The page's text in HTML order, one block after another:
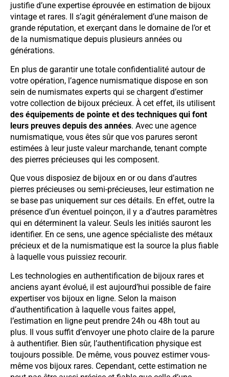
justifie d’une expertise éprouvée en estimation de bijoux
vintage et rares. Il s’agit généralement d’une maison de
grande réputation, et exerçant dans le domaine de l’or et
de la numismatique depuis plusieurs années ou
générations.
En plus de garantir une totale confidentialité autour de
votre opération, l’agence numismatique dispose en son
sein de numismates experts qui se chargent d’estimer
votre collection de bijoux précieux. À cet effet, ils utilisent
des équipements de pointe et des techniques qui font
leurs preuves depuis des années. Avec une agence
numismatique, vous êtes sûr que vos parures seront
estimées à leur juste valeur marchande, tenant compte
des pierres précieuses qui les composent.
Que vous disposiez de bijoux en or ou dans d’autres
pierres précieuses ou semi-précieuses, leur estimation ne
se base pas uniquement sur ces détails. En effet, outre la
présence d’un éventuel poinçon, il y a d’autres paramètres
qui en déterminent la valeur. Seuls les initiés sauront les
identifier. En ce sens, une agence spécialiste des métaux
précieux et de la numismatique est la source la plus fiable
à laquelle vous puissiez recourir.
Les technologies en authentification de bijoux rares et
anciens ayant évolué, il est aujourd’hui possible de faire
expertiser vos bijoux en ligne. Selon la maison
d’authentification à laquelle vous faites appel,
l’estimation en ligne peut prendre 24h ou 48h tout au
plus. Il vous suffit d’envoyer une photo claire de la parure
à authentifier. Bien sûr, l’authentification physique est
toujours possible. De même, vous pouvez estimer vous-
même vos bijoux rares. Cependant, cette estimation ne